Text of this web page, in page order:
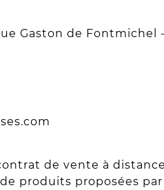
Gaston de Fontmichel -
de vente à
produits proposées